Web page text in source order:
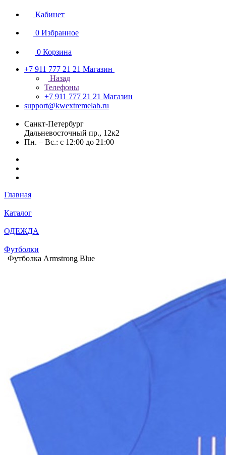
Кабинет
0 Избранное
0 Корзина
+7 911 777 21 21 Магазин
Назад
Телефоны
+7 911 777 21 21 Магазин
support@kwextremelab.ru
Санкт-Петербург
Дальневосточный пр., 12к2
Пн. – Вс.: с 12:00 до 21:00
Главная
Каталог
ОДЕЖДА
Футболки
Футболка Armstrong Blue